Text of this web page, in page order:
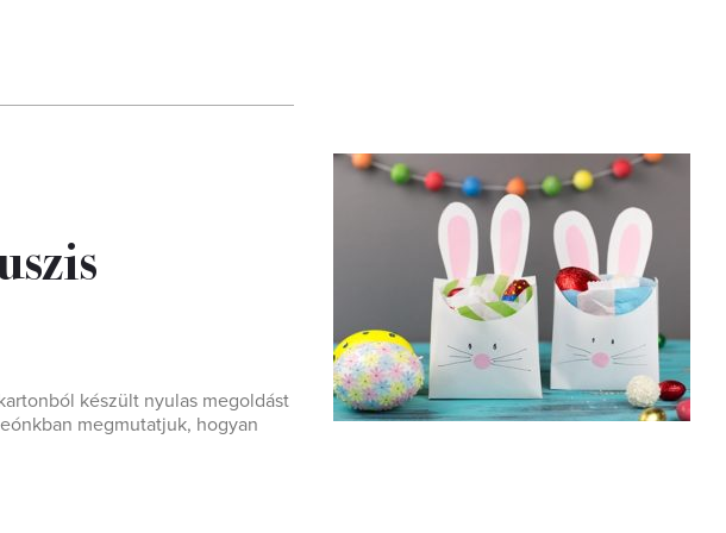
készült nyulas megoldást
megmutatjuk, hogyan